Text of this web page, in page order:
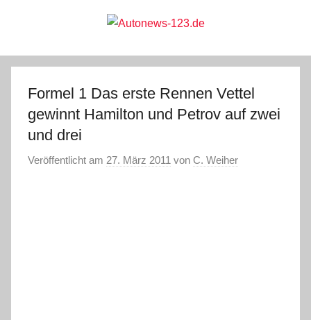
Autonews-
123.de
Formel 1 Das erste Rennen Vettel
gewinnt Hamilton und Petrov auf zwei
und drei
Veröffentlicht am 27. März 2011 von C. Weiher